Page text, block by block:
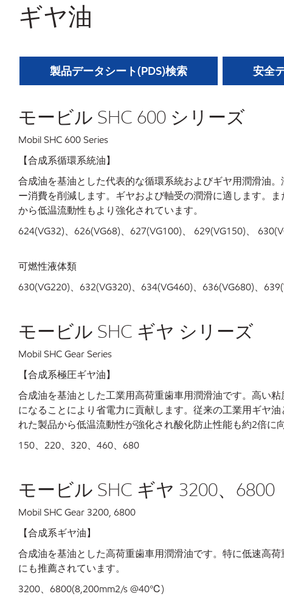
ギヤ油
製品データシート(PDS)検索 安全
モービル SHC 600 シリーズ
Mobil SHC 600 Series
【合成系循環系統油】
合成油を基油とした代表的な循環系統およびギヤ用潤滑油
ー消費を削減します。ギヤおよび軸受の潤滑に適します。
から低温流動性もより強化されています。
624(VG32)、626(VG68)、627(VG100)、 629(VG150)、
可燃性液体類
630(VG220)、632(VG320)、634(VG460)、636(VG680)、
モービル SHC ギヤ シリーズ
Mobil SHC Gear Series
【合成系極圧ギヤ油】
合成油を基油とした工業用高荷重歯車用潤滑油です。高い
になることにより省電力に貢献します。従来の工業用ギヤ
れた製品から低温流動性が強化され酸化防止性能も約2倍に
150、220、320、460、680
モービル SHC ギヤ 3200、6800
Mobil SHC Gear 3200, 6800
【合成系ギヤ油】
合成油を基油とした高荷重歯車用潤滑油です。特に低速高
にも推薦されています。
3200、6800(8,200mm2/s @40℃)